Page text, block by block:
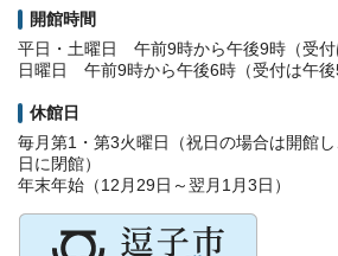
開館時間
平日・土曜日 午前9時から午後9時（受付
日曜日 午前9時から午後6時（受付は午後
休館日
毎月第1・第3火曜日（祝日の場合は開館
日に閉館）
年末年始（12月29日～翌月1月3日）